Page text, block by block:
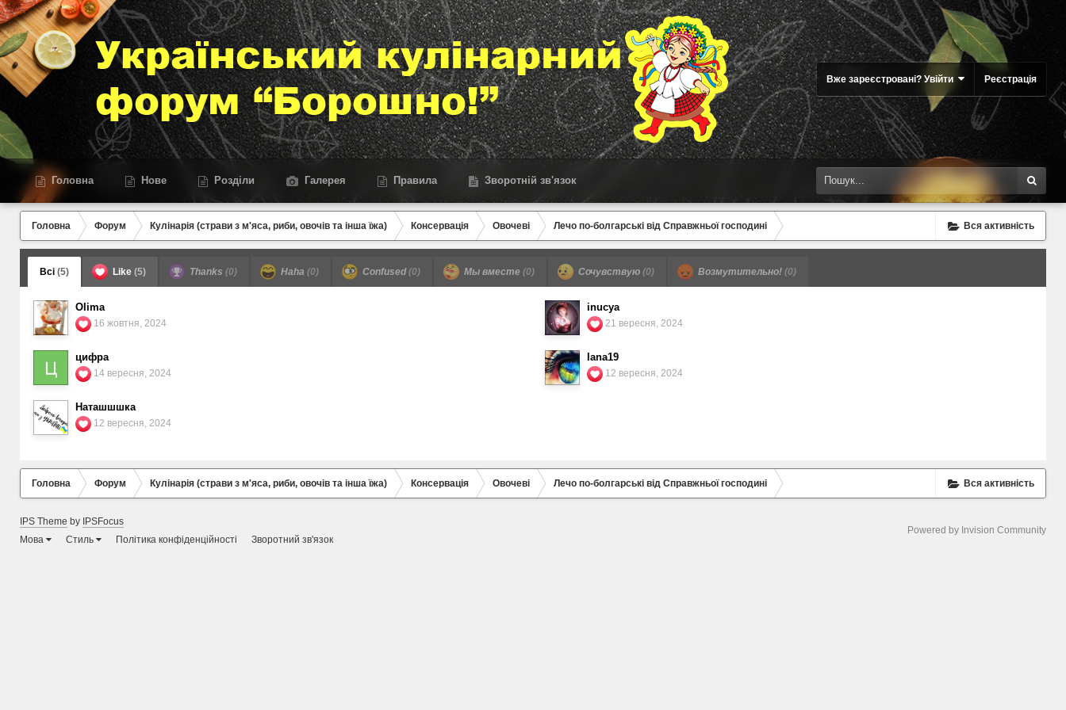
Вже зареєстровані? Увійти Реєстрація
Головна Нове Розділи Галерея Правила Зворотній зв'язок
Вся активність
Головна Форум Кулінарія (страви з м'яса, риби, овочів та інша їжа) Консервація Овочеві Лечо по-болгарські від Справжньої господині
Всі (5) Like (5) Thanks (0) Haha (0) Confused(0) Мы вместе (0) Сочувствую (0) Возмутительно! (0)
Olima
16 жовтня, 2024
inucya
21 вересня, 2024
цифра
14 вересня, 2024
lana19
12 вересня, 2024
Наташшшка
12 вересня, 2024
Вся активність
Головна Форум Кулінарія (страви з м'яса, риби, овочів та інша їжа) Консервація Овочеві Лечо по-болгарські від Справжньої господині
IPS Theme by IPSFocus
Мова
Стиль Політика конфіденційності Зворотний зв'язок
Powered by Invision Community